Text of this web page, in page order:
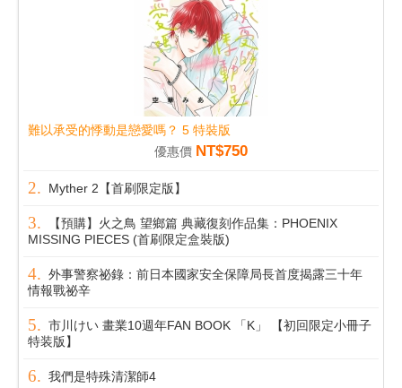
難以承受的悸動是戀愛嗎？ 5 特裝版
優惠價 NT$750
Myther 2【首刷限定版】
【預購】火之鳥 望鄉篇 典藏復刻作品集：PHOENIX
MISSING PIECES (首刷限定盒裝版)
外事警察祕錄：前日本國家安全保障局長首度揭露三十年
情報戰祕辛
市川けい 畫業10週年FAN BOOK 「K」 【初回限定小冊子
特装版】
我們是特殊清潔師4